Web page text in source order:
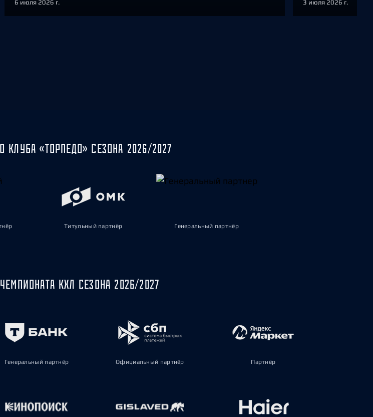
6 июля 2026 г. 3 июля 2026 г.
КЛУБА «ТОРПЕДО» СЕЗОНА 2026/2027
Титульный партнёр Генеральный партнёр
КХЛ СЕЗОНА 2026/2027
Генеральный партнёр Официальный партнёр Партнёр